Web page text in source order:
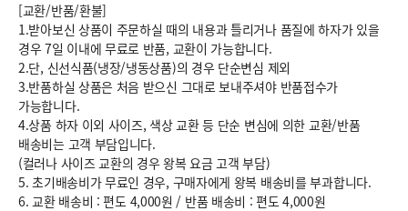
[교환/반품/환불]
1.받아보신 상품이 주문하실 때의 내용과 틀리거나 품질에 하자가 있을
경우 7일 이내에 무료로 반품, 교환이 가능합니다.
2.단, 신선식품(냉장/냉동상품)의 경우 단순변심 제외
3.반품하실 상품은 처음 받으신 그대로 보내주셔야 반품접수가
가능합니다.
4.상품 하자 이외 사이즈, 색상 교환 등 단순 변심에 의한 교환/반품
배송비는 고객 부담입니다.
(컬러나 사이즈 교환의 경우 왕복 요금 고객 부담)
5. 초기배송비가 무료인 경우, 구매자에게 왕복 배송비를 부과합니다.
6.교환 배송비 : 편도 4,000원 / 반품 배송비 : 편도 4,000원